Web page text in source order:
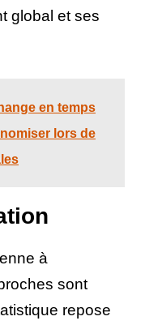
global et ses
en temps
lors de
à
sont
repose